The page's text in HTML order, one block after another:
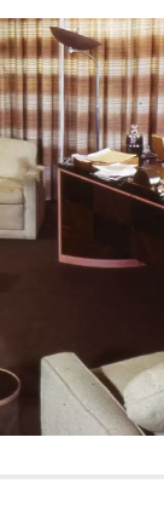
идеи,
Designic Аня
и тех самых